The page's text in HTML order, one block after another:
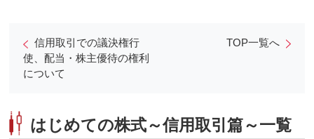
TOP一覧へ
信用取引での議決権行
使、配当・株主優待の権利
について
はじめての株式～信用取引篇～一覧